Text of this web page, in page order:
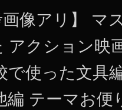
画像アリ】 マ
アクション映
で使った文具
編 テーマお便